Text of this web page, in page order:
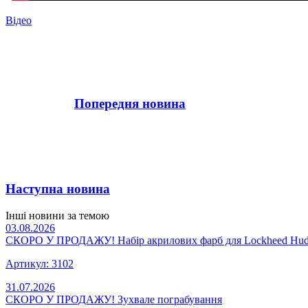
Відео
Попередня новина
Наступна новина
Інші новини за темою
03.08.2026
СКОРО У ПРОДАЖУ! Набір акрилових фарб для Lockheed
Артикул: 3102
31.07.2026
СКОРО У ПРОДАЖУ! Зухвале пограбування